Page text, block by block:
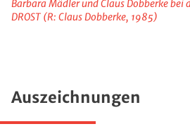
Barbara Mädler und Claus Dobberke bei
DROST (R: Claus Dobberke, 1985)
Auszeichnungen